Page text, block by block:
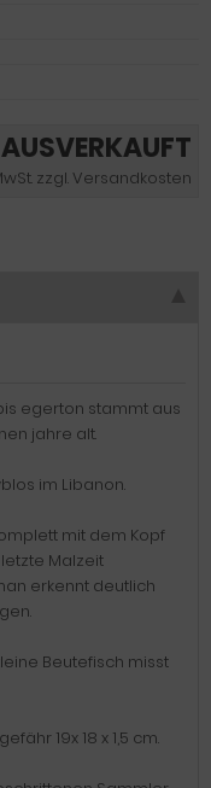
AUSVERKAUFT
zzgl. Versandkosten
egerton stammt aus
jahre alt.
im Libanon.
mit dem Kopf
Malzeit
erkennt deutlich
Beutefisch misst
19x 18 x 1,5 cm.